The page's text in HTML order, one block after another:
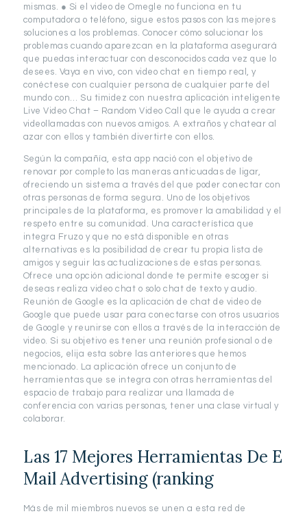
mismas. ● Si el video de Omegle no funciona en tu
computadora o teléfono, sigue estos pasos con las mejores
soluciones a los problemas. Conocer cómo solucionar los
problemas cuando aparezcan en la plataforma asegurará
que puedas interactuar con desconocidos cada vez que lo
desees. Vaya en vivo, con video chat en tiempo real, y
conéctese con cualquier persona de cualquier parte del
mundo con… Su timidez con nuestra aplicación inteligente
Live Video Chat – Random Video Call que le ayuda a crear
videollamadas con nuevos amigos. A extraños y chatear al
azar con ellos y también divertirte con ellos.
Según la compañía, esta app nació con el objetivo de
renovar por completo las maneras anticuadas de ligar,
ofreciendo un sistema a través del que poder conectar con
otras personas de forma segura. Uno de los objetivos
principales de la plataforma, es promover la amabilidad y el
respeto entre su comunidad. Una característica que
integra Fruzo y que no está disponible en otras
alternativas es la posibilidad de crear tu propia lista de
amigos y seguir las actualizaciones de estas personas.
Ofrece una opción adicional donde te permite escoger si
deseas realiza video chat o solo chat de texto y audio.
Reunión de Google es la aplicación de chat de video de
Google que puede usar para conectarse con otros usuarios
de Google y reunirse con ellos a través de la interacción de
video. Si su objetivo es tener una reunión profesional o de
negocios, elija esta sobre las anteriores que hemos
mencionado. La aplicación ofrece un conjunto de
herramientas que se integra con otras herramientas del
espacio de trabajo para realizar una llamada de
conferencia con varias personas, tener una clase virtual y
colaborar.
Las 17 Mejores Herramientas De E
Mail Advertising (ranking
Más de mil miembros nuevos se unen a esta red de